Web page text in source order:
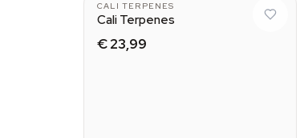
CALI TERPENES
Cali Terpenes
€ 23,99